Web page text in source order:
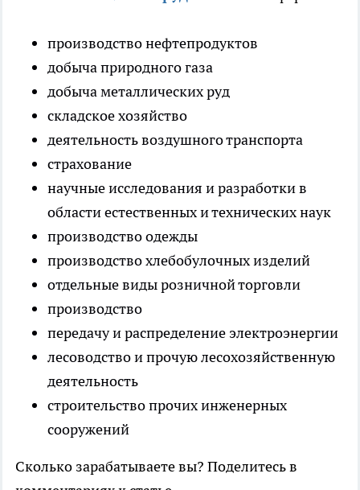
производство нефтепродуктов
добыча природного газа
добыча металлических руд
складское хозяйство
деятельность воздушного транспорта
страхование
научные исследования и разработки в
области естественных и технических наук
производство одежды
производство хлебобулочных изделий
отдельные виды розничной торговли
производство
передачу и распределение электроэнергии
лесоводство и прочую лесохозяйственную
деятельность
строительство прочих инженерных
сооружений
Сколько зарабатываете вы? Поделитесь в